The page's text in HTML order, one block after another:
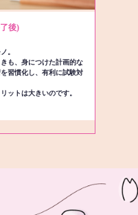
後)
。
も、身につけた計画的な
習慣化し、有利に試験対
ットは大きいのです。